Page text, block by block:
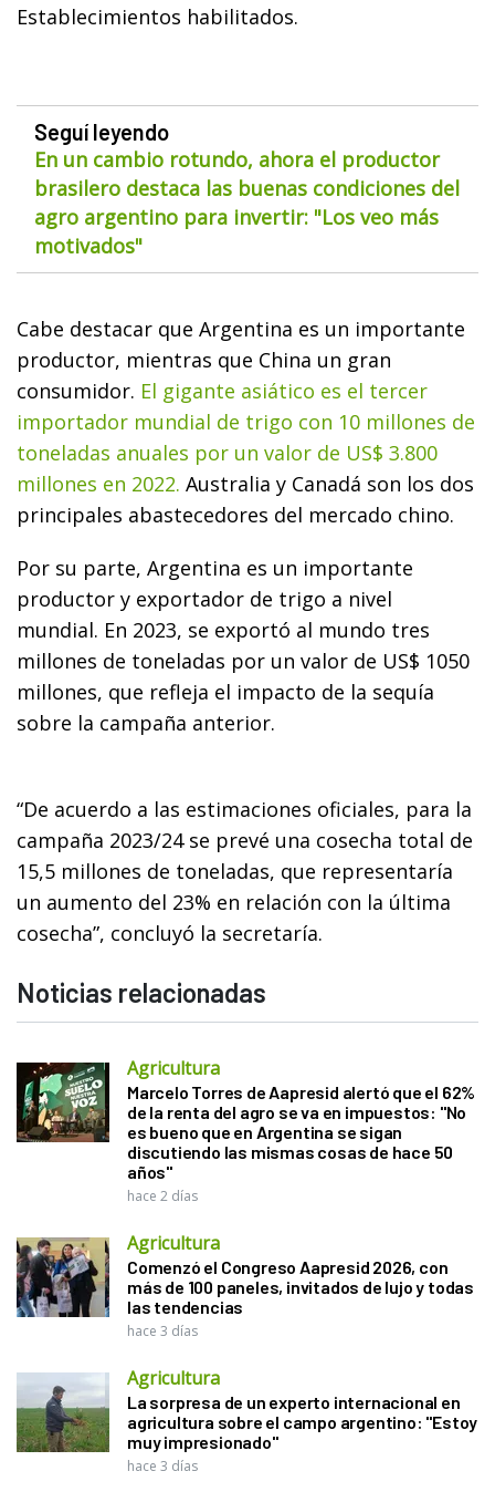
Establecimientos habilitados.
Seguí leyendo
En un cambio rotundo, ahora el productor
brasilero destaca las buenas condiciones del
agro argentino para invertir: "Los veo más
motivados"
Cabe destacar que Argentina es un importante
productor, mientras que China un gran
consumidor. El gigante asiático es el tercer
importador mundial de trigo con 10 millones de
toneladas anuales por un valor de US$ 3.800
millones en 2022. Australia y Canadá son los dos
principales abastecedores del mercado chino.
Por su parte, Argentina es un importante
productor y exportador de trigo a nivel
mundial. En 2023, se exportó al mundo tres
millones de toneladas por un valor de US$ 1050
millones, que refleja el impacto de la sequía
sobre la campaña anterior.
“De acuerdo a las estimaciones oficiales, para la
campaña 2023/24 se prevé una cosecha total de
15,5 millones de toneladas, que representaría
un aumento del 23% en relación con la última
cosecha”, concluyó la secretaría.
Noticias relacionadas
Agricultura
Marcelo Torres de Aapresid alertó que el 62%
de la renta del agro se va en impuestos: "No
es bueno que en Argentina se sigan
discutiendo las mismas cosas de hace 50
años"
hace 2 días
Agricultura
Comenzó el Congreso Aapresid 2026, con
más de 100 paneles, invitados de lujo y todas
las tendencias
hace 3 días
Agricultura
La sorpresa de un experto internacional en
agricultura sobre el campo argentino: "Estoy
muy impresionado"
hace 3 días